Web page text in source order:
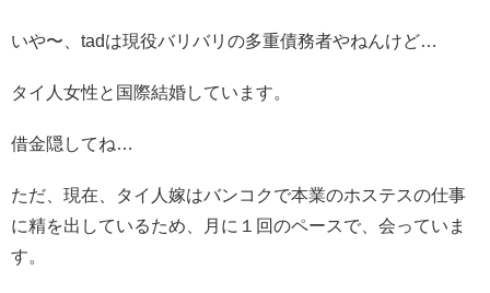
いや〜、tadは現役バリバリの多重債務者やねんけど…
タイ人女性と国際結婚しています。
借金隠してね…
ただ、現在、タイ人嫁はバンコクで本業のホステスの仕事
に精を出しているため、月に１回のペースで、会っていま
す。